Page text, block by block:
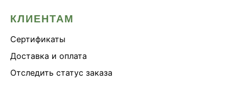
КЛИЕНТАМ
Сертификаты
Доставка и оплата
Отследить статус заказа